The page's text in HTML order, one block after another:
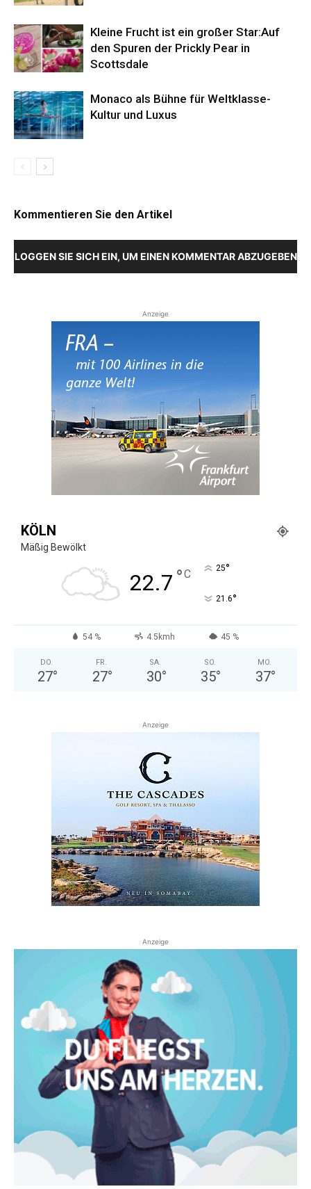
Kleine Frucht ist ein großer Star:Auf
den Spuren der Prickly Pear in
Scottsdale
Monaco als Bühne für Weltklasse-
Kultur und Luxus
Kommentieren Sie den Artikel
LOGGEN SIE SICH EIN, UM EINEN KOMMENTAR ABZUGEBEN
Anzeige
KÖLN
Mäßig Bewölkt
22.7 °C 25°
21.6°
54 % 4.5kmh 45 %
DO.
27°
FR.
27°
SA.
30°
SO.
35°
MO.
37°
Anzeige
Anzeige